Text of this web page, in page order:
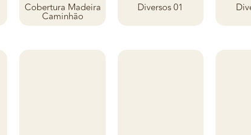
Cobertura Madeira
Caminhão
Diversos 01